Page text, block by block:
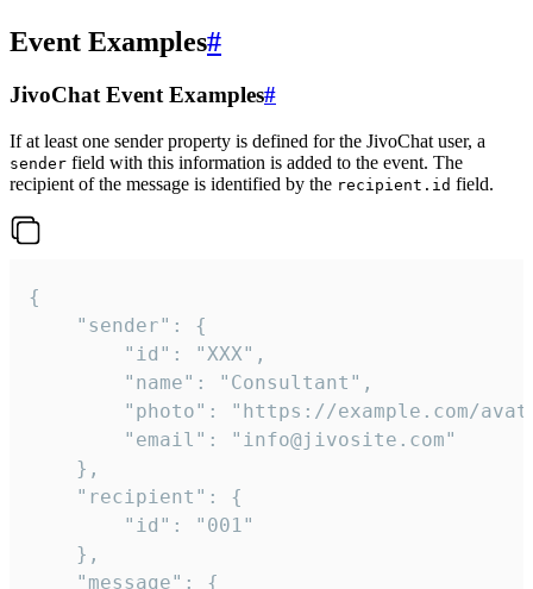
Event Examples#
JivoChat Event Examples#
If at least one sender property is defined for the JivoChat user, a
sender field with this information is added to the event. The
recipient of the message is identified by the recipient.id field.
{